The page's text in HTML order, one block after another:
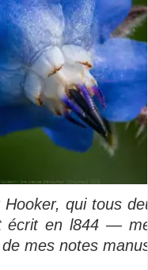
Hooker, qui tous
écrit en l844 —
mes notes